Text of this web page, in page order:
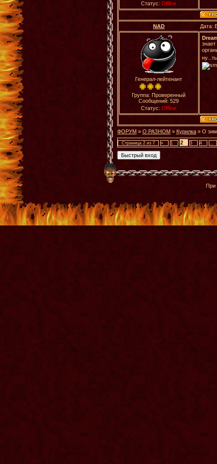
Статус:Offline
NAD Дата:
Генерал-лейтенант
Группа: Проверенный
Сообщений:529
Статус:Offline
ФОРУМ » О РАЗНОМ » Курилка » О
Страница 2 из 7 « 1 2 3 4 …
При